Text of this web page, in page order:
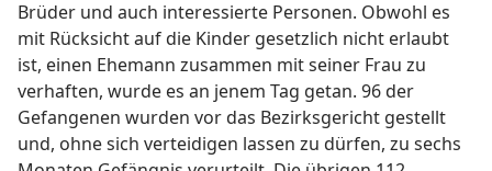
Brüder und auch interessierte Personen. Obwohl es
mit Rücksicht auf die Kinder gesetzlich nicht erlaubt
ist, einen Ehemann zusammen mit seiner Frau zu
verhaften, wurde es an jenem Tag getan. 96 der
Gefangenen wurden vor das Bezirksgericht gestellt
und, ohne sich verteidigen lassen zu dürfen, zu sechs